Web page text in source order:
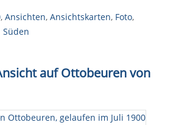
, Ansichten, Ansichtskarten, Foto,
Süden
auf Ottobeuren von